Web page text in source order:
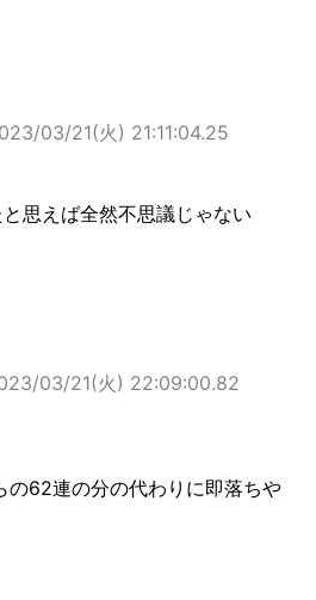
03/21(火) 21:11:04.25
思えば全然不思議じゃない
03/21(火) 22:09:00.82
の62連の分の代わりに即落ちや